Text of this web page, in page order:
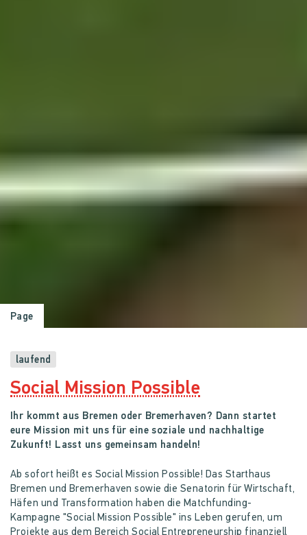
Page
laufend
Social Mission Possible
Ihr kommt aus Bremen oder Bremerhaven? Dann startet
eure Mission mit uns für eine soziale und nachhaltige
Zukunft! Lasst uns gemeinsam handeln!
Ab sofort heißt es Social Mission Possible! Das Starthaus
Bremen und Bremerhaven sowie die Senatorin für Wirtschaft,
Häfen und Transformation haben die Matchfunding-
Kampagne "Social Mission Possible" ins Leben gerufen, um
Projekte aus dem Bereich Social Entrepreneurship finanziell